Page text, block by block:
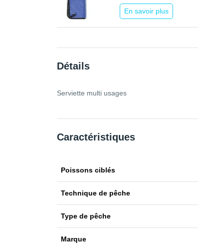
En savoir plus
Détails
Serviette multi usages
Caractéristiques
Poissons ciblés
Technique de pêche
Type de pêche
Marque